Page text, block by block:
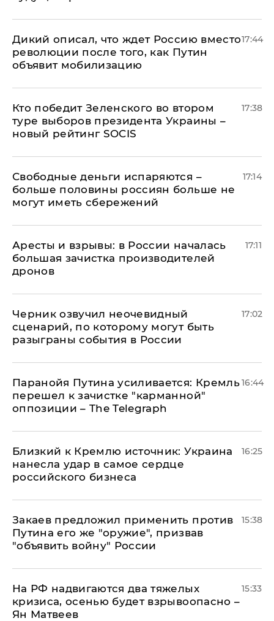
Дикий описал, что ждет Россию вместо
революции после того, как Путин
объявит мобилизацию
17:44
Кто победит Зеленского во втором
туре выборов президента Украины –
новый рейтинг SOCIS
17:38
Свободные деньги испаряются –
больше половины россиян больше не
могут иметь сбережений
17:14
Аресты и взрывы: в России началась
большая зачистка производителей
дронов
17:11
Черник озвучил неочевидный
сценарий, по которому могут быть
разыграны события в России
17:02
Паранойя Путина усиливается: Кремль
перешел к зачистке "карманной"
оппозиции – The Telegraph
16:44
Близкий к Кремлю источник: Украина
нанесла удар в самое сердце
российского бизнеса
16:25
Закаев предложил применить против
Путина его же "оружие", призвав
"объявить войну" России
15:38
На РФ надвигаются два тяжелых
кризиса, осенью будет взрывоопасно –
Ян Матвеев
15:33